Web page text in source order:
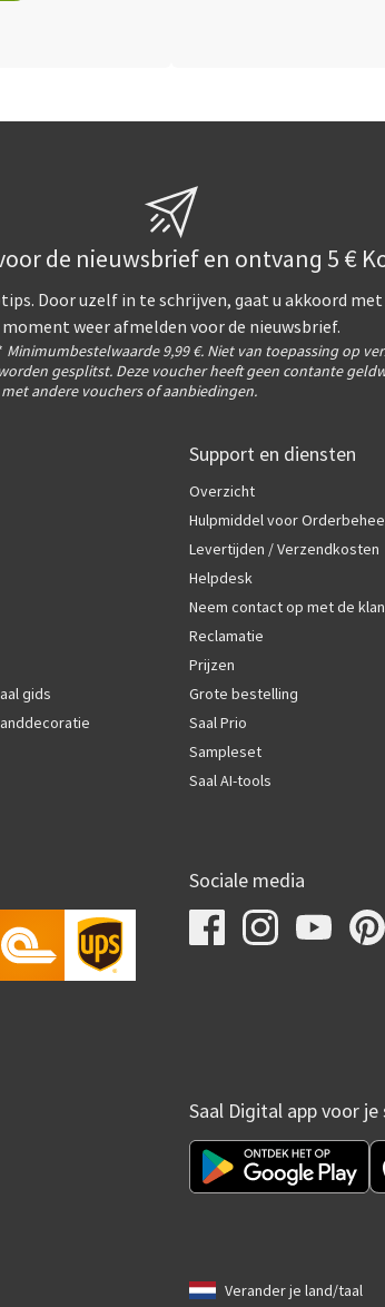
de nieuwsbrief en ontvang 5 €
Door uzelf in te schrijven, gaat u akkoord met
moment weer afmelden voor de nieuwsbrief.
Minimumbestelwaarde 9,99 €. Niet van toepassing op
gesplitst. Deze voucher heeft geen contante
andere vouchers of aanbiedingen.
gids
Support en diensten
Overzicht
Hulpmiddel voor
Levertijden / Verzendkosten
Helpdesk
Neem contact op met de
Reclamatie
Prijzen
Grote bestelling
Saal Prio
Sampleset
Saal AI-tools
Sociale media
Saal Digital app voor
Verander je land/taal